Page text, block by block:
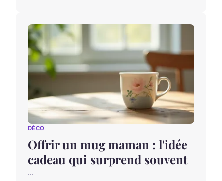
DÉCO
Offrir un mug maman : l'idée
cadeau qui surprend souvent
...